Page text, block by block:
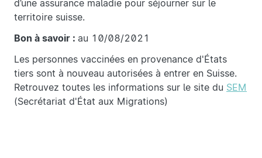
d’une assurance maladie pour séjourner sur le
territoire suisse.
Bon à savoir : au 10/08/2021
Les personnes vaccinées en provenance d'États
tiers sont à nouveau autorisées à entrer en Suisse.
Retrouvez toutes les informations sur le site du SEM
(Secrétariat d'État aux Migrations)